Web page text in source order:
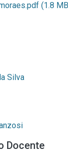
(1.8
Silva
Docente